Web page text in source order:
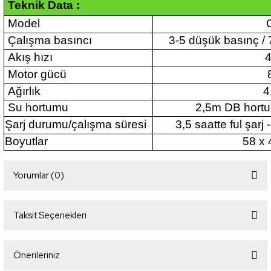
Teknik Data :
Model
Çalışma basıncı
3-5 düşük basınç /
Akış hızı
Motor gücü
Ağırlık
Su hortumu
2,5m DB
Şarj durumu/çalışma süresi
3,5 saatte ful şarj
Boyutlar
58 x
Yorumlar (0)
Taksit Seçenekleri
Önerileriniz